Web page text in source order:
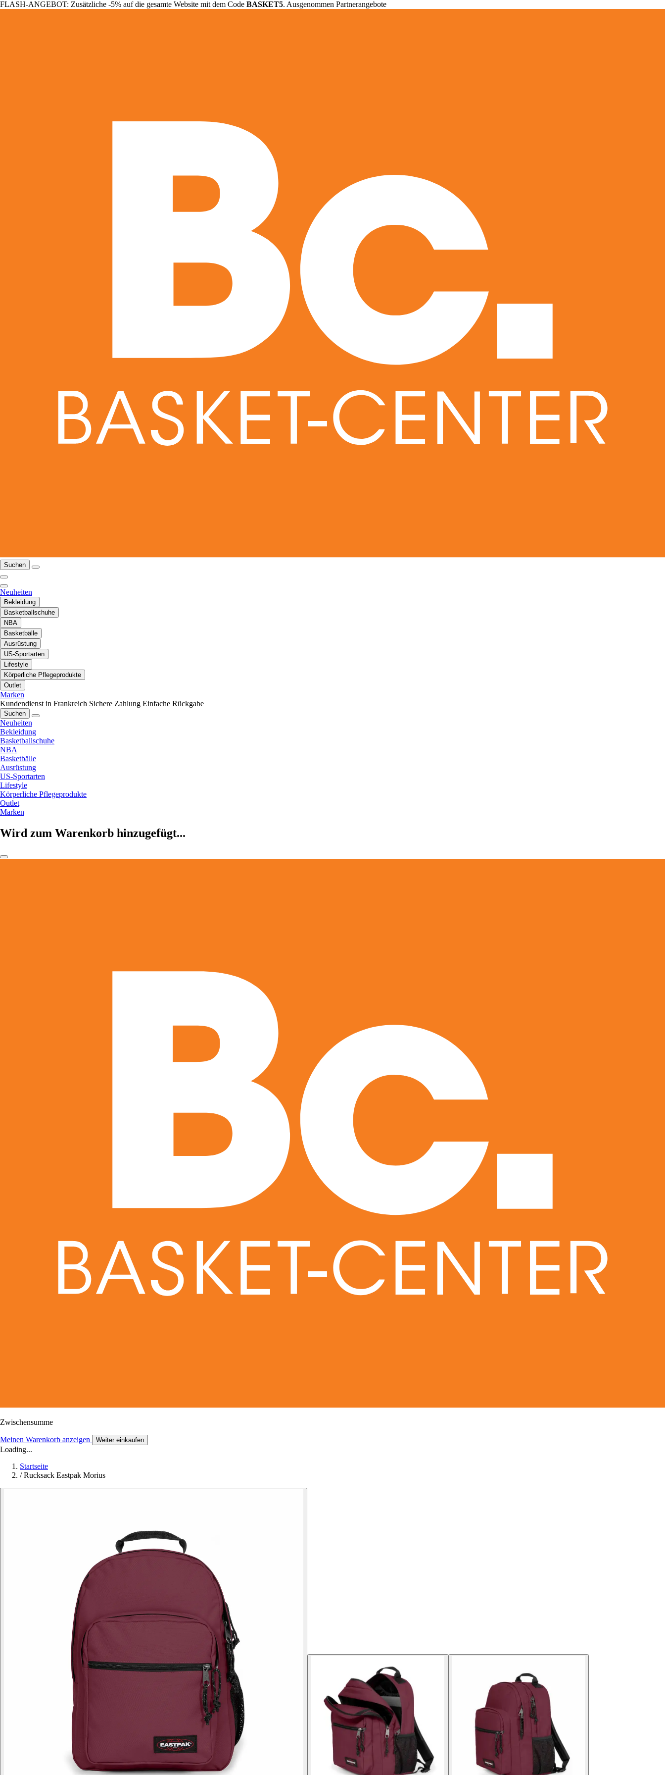
FLASH-ANGEBOT: Zusätzliche -5% auf die gesamte Website mit dem Code BASKET5. Ausgenommen Partnerangebote
Suchen
Neuheiten
Bekleidung
Basketballschuhe
NBA
Basketbälle
Ausrüstung
US-Sportarten
Lifestyle
Körperliche Pflegeprodukte
Outlet
Marken
Kundendienst in Frankreich Sichere Zahlung Einfache Rückgabe
Suchen
Neuheiten
Bekleidung
Basketballschuhe
NBA
Basketbälle
Ausrüstung
US-Sportarten
Lifestyle
Körperliche Pflegeprodukte
Outlet
Marken
Wird zum Warenkorb hinzugefügt...
Zwischensumme
Meinen Warenkorb anzeigen Weiter einkaufen
Loading...
Startseite
/ Rucksack Eastpak Morius